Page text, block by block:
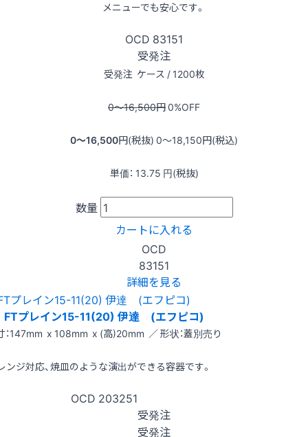
メニューでも安心です。
OCD 83151
受発注
受発注 ケース / 1200枚
0〜16,500円0%OFF
0〜16,500円(税抜) 0〜18,150円(税込)
単価： 13.75 円(税抜)
数量
カートに入れる
OCD
83151
詳細を見る
FTプレイン15-11(20) 伊達 (エフピコ)
：147mm x 108mm x (高)20mm ／ 形状：蓋別売り
ンジ対応、焼皿のような演出ができる容器です。
OCD 203251
受発注
受発注